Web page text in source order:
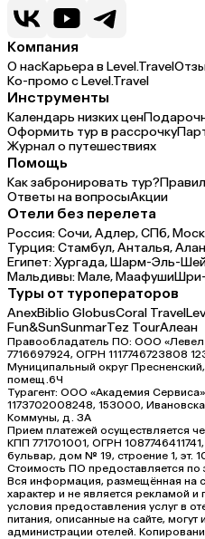
Компания
О насКарьера в Level.Travel
Ко-промо с Level.Travel
Инструменты
Календарь низких цен
Оформить тур в рассрочку
Журнал о путешествиях
Помощь
Как забронировать тур?
Ответы на вопросыАкции
Отели без перелета
Россия:Сочи,Адлер,СПб,
Турция:Стамбул,Анталья,
Египет:Хургада,Шарм-Эль-
Мальдивы:Мале,Маафуши
Туры от туроператоров
AnexBiblio GlobusCoral Travel
Fun&SunSunmarTez TourАлеан
Правообладатель ПО: ООО «Левел
7716697924, ОГРН 1117746723808
Муниципальный округ
помещ.6Ч
Турагент: ООО «Академия
1173702008248, 153000,
Коммуны, д. ЗА
Прием платежей осуществляется
КПП 771701001, ОГРН
бульвар, дом № 19, строение 1, эт.
Стоимость ПО предоставляется по
Вся информация, размещённая на
характер и не является рекламой
условия предоставления услуг в
питания, описанные на сайте,
администрации отелей.